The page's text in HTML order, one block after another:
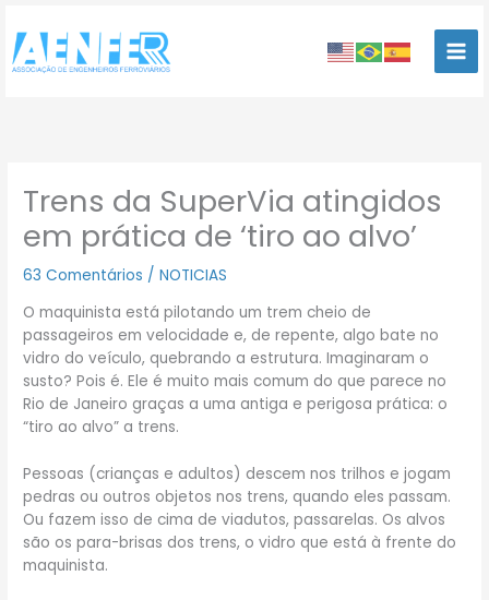
para
conteúdo
Trens da SuperVia atingidos
em prática de ‘tiro ao alvo’
63 Comentários /NOTICIAS
O maquinista está pilotando um trem cheio de
passageiros em velocidade e, de repente, algo bate no
vidro do veículo, quebrando a estrutura. Imaginaram o
susto? Pois é. Ele é muito mais comum do que parece no
Rio de Janeiro graças a uma antiga e perigosa prática: o
“tiro ao alvo” a trens.
Pessoas (crianças e adultos) descem nos trilhos e jogam
pedras ou outros objetos nos trens, quando eles passam.
Ou fazem isso de cima de viadutos, passarelas. Os alvos
são os para-brisas dos trens, o vidro que está à frente do
maquinista.